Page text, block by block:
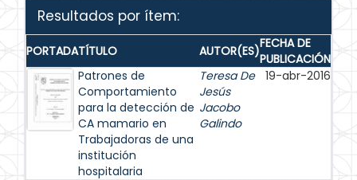
Resultados por ítem:
PORTADATÍTULO AUTOR(ES)FECHA DE
PUBLICACIÓN
Patrones de
Comportamiento
para la detección de
CA mamario en
Trabajadoras de una
institución
hospitalaria
Teresa De
Jesús
Jacobo
Galindo
19-abr-2016